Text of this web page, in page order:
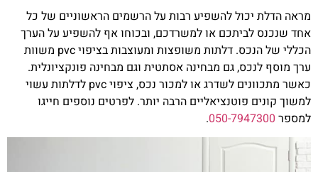
מראה הדלת יכול להשפיע רבות על הרשמים הראשוניים של כל
אחד שנכנס לביתכם או למשרדכם, ובכוחו אף להשפיע על הערך
הכללי של הנכס. דלתות משופצות ומעוצבות בציפוי pvc משוות
ערך מוסף לנכס, גם מבחינה אסתטית וגם מבחינה פונקציונלית.
כאשר מתכוונים לשדרג או למכור נכס, ציפוי pvc לדלתות עשוי
למשוך קונים פוטנציאליים הרבה יותר. לפרטים נוספים חייגו
למספר050-7947300
.